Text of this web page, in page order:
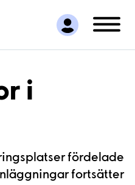
i
fördelade
fortsätter